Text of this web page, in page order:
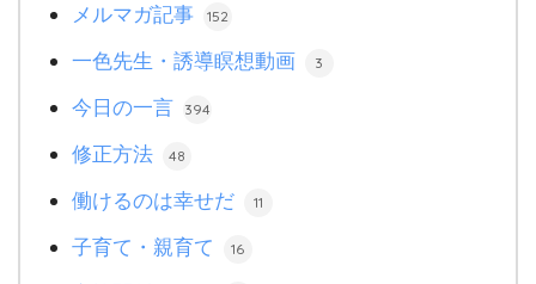
メルマガ記事 152
一色先生・誘導瞑想動画 3
今日の一言 394
修正方法 48
働けるのは幸せだ 11
子育て・親育て 16